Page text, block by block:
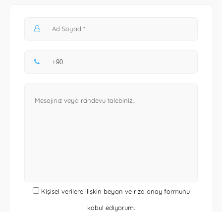
Kişisel verilere ilişkin beyan ve rıza onay formunu
kabul ediyorum.